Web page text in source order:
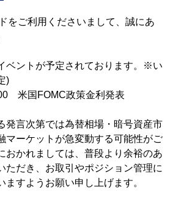
をご利用くださいまして、誠にあ
ベントが予定されております。※い
)
米国FOMC政策金利発表
発言次第では為替相場・暗号資産市
マーケットが急変動する可能性がご
おかれましては、普段より余裕のあ
ただき、お取引やポジション管理に
ますようお願い申し上げます。